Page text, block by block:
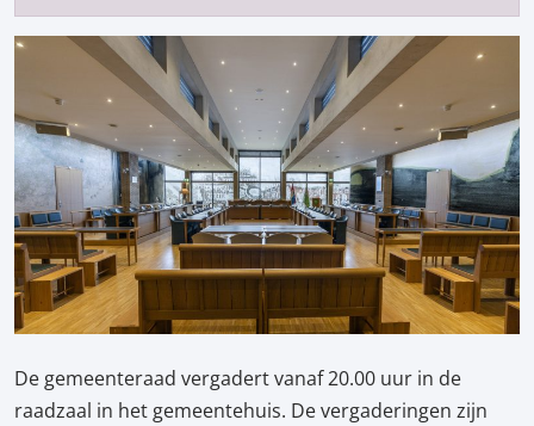
De gemeenteraad vergadert vanaf 20.00 uur in de
raadzaal in het gemeentehuis. De vergaderingen zijn